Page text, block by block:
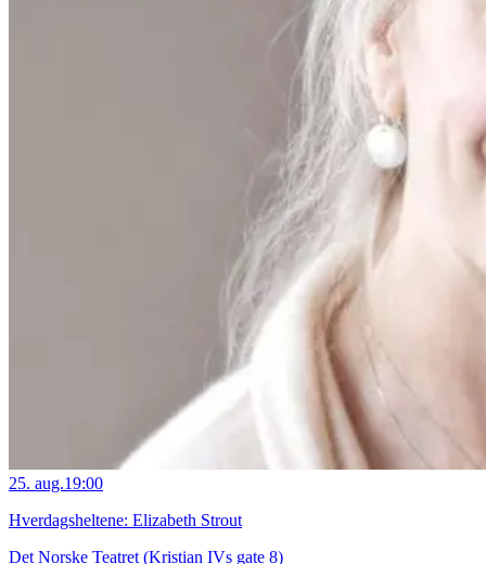
25. aug.19:00
Hverdagsheltene: Elizabeth Strout
Det Norske Teatret (Kristian IVs gate 8)